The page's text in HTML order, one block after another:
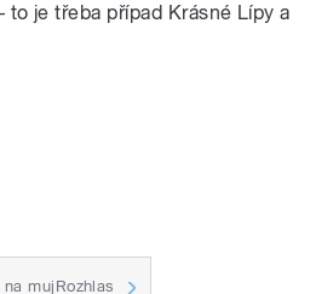
je třeba případ Krásné Lípy a
mujRozhlas